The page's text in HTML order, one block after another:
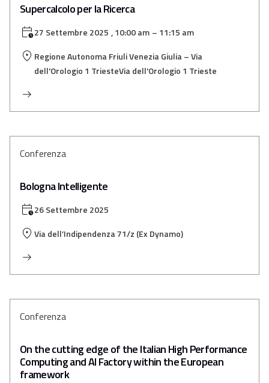
Supercalcolo per la Ricerca
27 Settembre 2025 , 10:00 am – 11:15 am
Regione Autonoma Friuli Venezia Giulia – Via
dell'Orologio 1 TriesteVia dell'Orologio 1 Trieste
Conferenza
Bologna Intelligente
26 Settembre 2025
Via dell’Indipendenza 71/z (Ex Dynamo)
Conferenza
On the cutting edge of the Italian High Performance
Computing and AI Factory within the European
framework